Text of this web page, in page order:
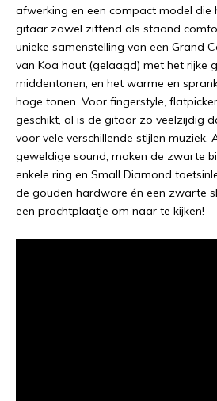
afwerking en een compact model die
gitaar zowel zittend als staand
unieke samenstelling van een Grand
van Koa hout (gelaagd) met het rijke
middentonen, en het warme en
hoge tonen. Voor fingerstyle,
geschikt, al is de gitaar zo veelzijdig
voor vele verschillende stijlen muziek.
geweldige sound, maken de zwarte
enkele ring en Small Diamond
de gouden hardware én een zwarte
een prachtplaatje om naar te kijken!